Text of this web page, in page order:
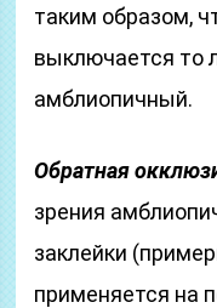
таким образом,
выключается то
амблиопичный.
Обратная
зрения
заклейки
применяется на